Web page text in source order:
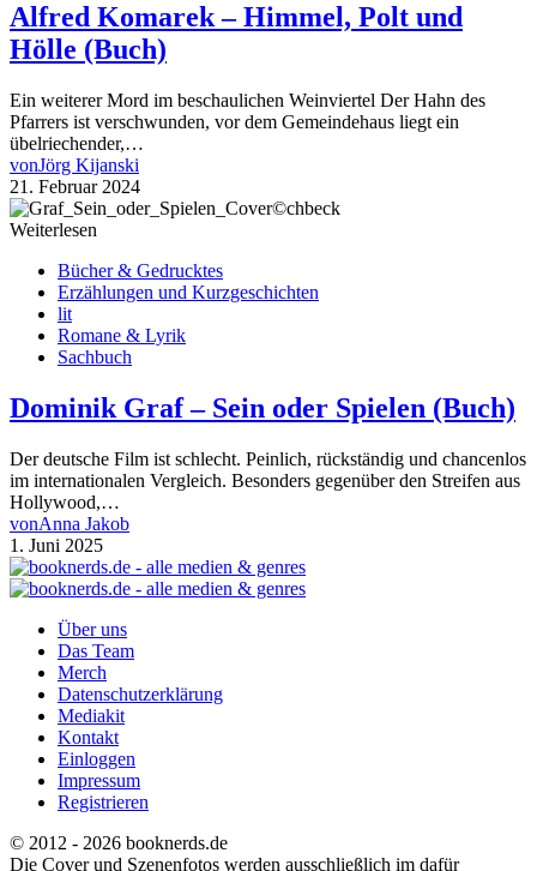
Alfred Komarek – Himmel, Polt und
Hölle (Buch)
Ein weiterer Mord im beschaulichen Weinviertel Der Hahn des
Pfarrers ist verschwunden, vor dem Gemeindehaus liegt ein
übelriechender,…
vonJörg Kijanski
21. Februar 2024
Weiterlesen
Bücher & Gedrucktes
Erzählungen und Kurzgeschichten
lit
Romane & Lyrik
Sachbuch
Dominik Graf – Sein oder Spielen (Buch)
Der deutsche Film ist schlecht. Peinlich, rückständig und chancenlos
im internationalen Vergleich. Besonders gegenüber den Streifen aus
Hollywood,…
vonAnna Jakob
1. Juni 2025
Über uns
Das Team
Merch
Datenschutzerklärung
Mediakit
Kontakt
Einloggen
Impressum
Registrieren
© 2012 - 2026 booknerds.de
Die Cover und Szenenfotos werden ausschließlich im dafür